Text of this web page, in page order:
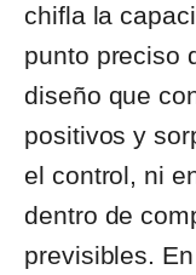
chifla la
punto preciso
diseño que
positivos y
el control, ni
dentro de
previsibles.